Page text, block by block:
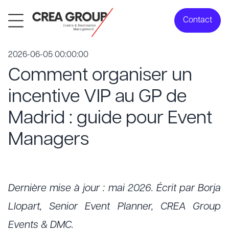
Contact
2026-06-05 00:00:00
Comment organiser un
incentive VIP au GP de
Madrid : guide pour Event
Managers
Dernière mise à jour : mai 2026. Écrit par Borja
Llopart, Senior Event Planner, CREA Group
Events & DMC.